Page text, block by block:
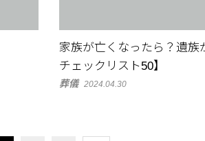
家族が亡くなったら？遺
チェックリスト50】
葬儀 2024.04.30